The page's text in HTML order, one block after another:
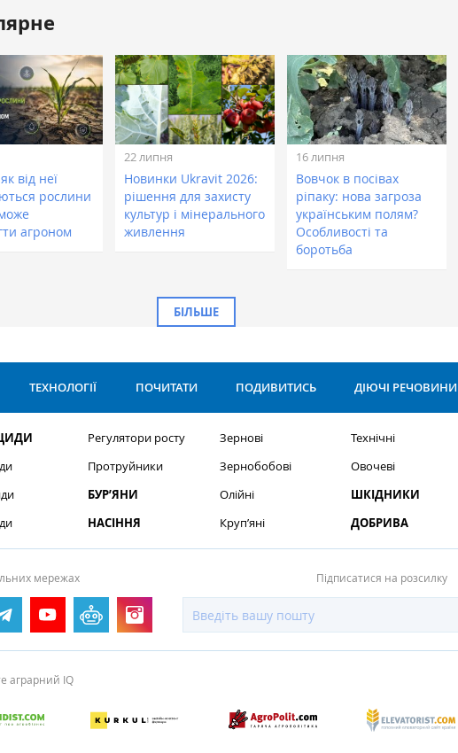
від неї
рослини
агроном
22 липня
Новинки Ukravit 2026:
рішення для захисту
культур і мінерального
живлення
16 липня
Вовчок в посівах
ріпаку: нова загроза
українським полям?
Особливості та
боротьба
БІЛЬШЕ
ТЕХНОЛОГІЇ ПОЧИТАТИ ПОДИВИТИСЬ ДІЮЧІ РЕЧОВИНИ
Регулятори росту
Протруйники
БУР’ЯНИ
НАСІННЯ
Зернові
Зернобобові
Олійні
Круп’яні
Технічні
Овочеві
ШКІДНИКИ
ДОБРИВА
мережах Підписатися на розсилку
аграрний IQ